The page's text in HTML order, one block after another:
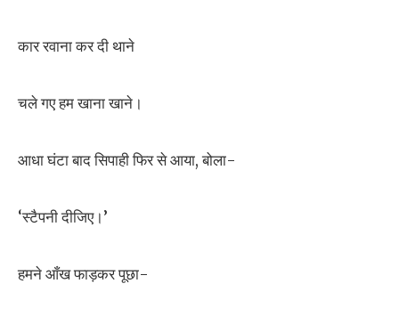
कार रवाना कर दी थाने
चले गए हम खाना खाने।
आधा घंटा बाद सिपाही फिर से आया, बोला-
‘स्टैपनी दीजिए।’
हमने आँख फाड़कर पूछा-